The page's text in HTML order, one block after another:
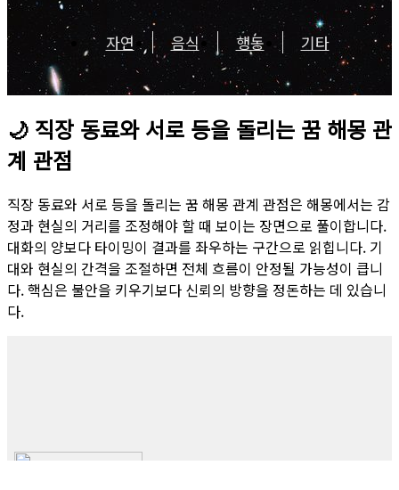
자연 음식 행동 기타
🌙 직장 동료와 서로 등을 돌리는 꿈 해몽 관
계 관점
직장 동료와 서로 등을 돌리는 꿈 해몽 관계 관점은 해몽에서는 감
정과 현실의 거리를 조정해야 할 때 보이는 장면으로 풀이합니다.
대화의 양보다 타이밍이 결과를 좌우하는 구간으로 읽힙니다. 기
대와 현실의 간격을 조절하면 전체 흐름이 안정될 가능성이 큽니
다. 핵심은 불안을 키우기보다 신뢰의 방향을 정돈하는 데 있습니
다.